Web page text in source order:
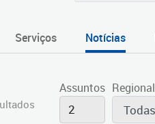
Serviços Notícias
Assuntos
2
Regional